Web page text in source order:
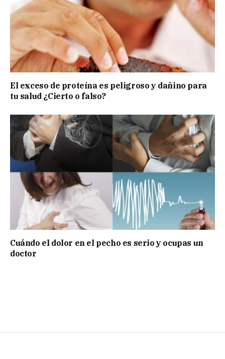
El exceso de proteína es peligroso y dañino para
tu salud ¿Cierto o falso?
Cuándo el dolor en el pecho es serio y ocupas un
doctor